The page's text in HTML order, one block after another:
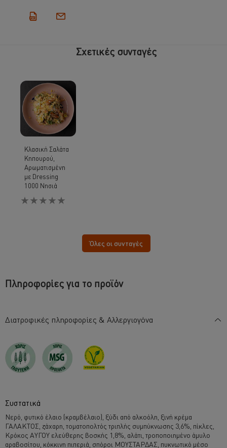
Σχετικές συνταγές
Κλασική Σαλάτα
Κηπουρού,
Αρωματισμένη
με Dressing
1000 Νησιά
Δεν
υποβλήθηκαν
Όλες οι συνταγές
Πληροφορίες για το προϊόν
Διατροφικές πληροφορίες & Αλλεργιογόνα
Συστατικά
Νερό, φυτικό έλαιο (κραμβέλαιο), ξύδι από αλκοόλη, ξινή κρέμα
ΓΑΛΑΚΤΟΣ, ζάχαρη, τοματοπολτός τριπλής συμπύκνωσης 3,6%, πίκλες,
Κρόκος ΑΥΓΟΥ ελεύθερης βοσκής 1,8%, αλάτι, τροποποιημένο άμυλο
αραβοσίτου, κόκκινη πιπεριά, σπόροι ΜΟΥΣΤΑΡΔΑΣ, πυκνωτικό μέσο